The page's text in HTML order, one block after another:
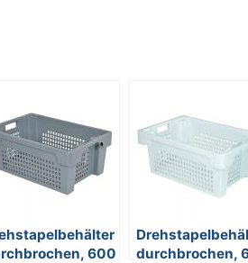
600
durchbrochen,